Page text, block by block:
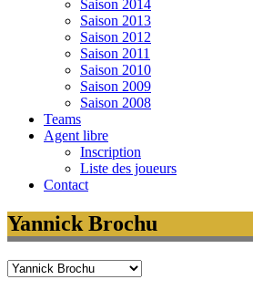
Saison 2014
Saison 2013
Saison 2012
Saison 2011
Saison 2010
Saison 2009
Saison 2008
Teams
Agent libre
Inscription
Liste des joueurs
Contact
Yannick Brochu